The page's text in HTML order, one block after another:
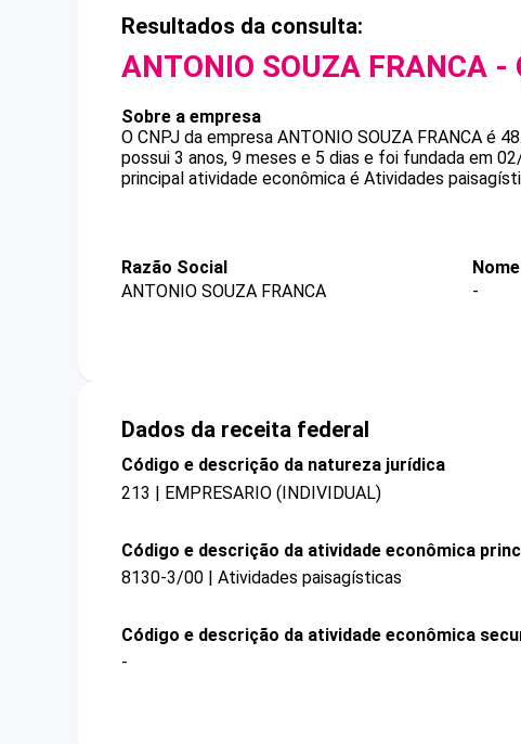
Resultados da consulta:
ANTONIO SOUZA FRANCA -
Sobre a empresa
O CNPJ da empresa ANTONIO SOUZA FRANCA é
possui 3 anos, 9 meses e 5 dias e foi fundada em
principal atividade econômica é Atividades
Razão Social
ANTONIO SOUZA FRANCA
-
Dados da receita federal
Código e descrição da natureza jurídica
213 | EMPRESARIO (INDIVIDUAL)
Código e descrição da atividade econômica
8130-3/00 | Atividades paisagísticas
Código e descrição da atividade econômica
-